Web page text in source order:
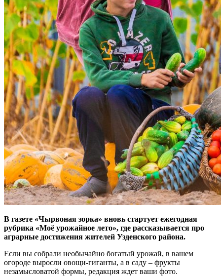
В газете «Чырвоная зорка» вновь стартует ежегодная
рубрика «Моё урожайное лето», где рассказывается про
аграрные достижения жителей Узденского района.
Если вы собрали необычайно богатый урожай, в вашем
огороде выросли овощи-гиганты, а в саду – фрукты
незамысловатой формы, редакция ждет ваши фото.